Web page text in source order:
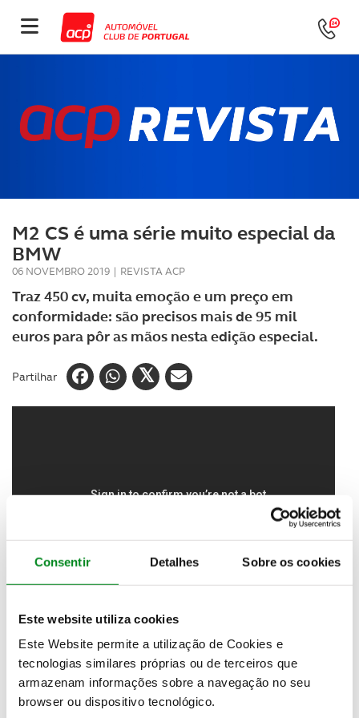
Consentir Detalhes Sobre os cookies
Este website utiliza cookies
Este Website permite a utilização de Cookies e
tecnologias similares próprias ou de terceiros que
armazenam informações sobre a navegação no seu
browser ou dispositivo tecnológico.
M2 CS é uma série muito especial da
BMW
06 NOVEMBRO 2019 | REVISTA ACP
Traz 450 cv, muita emoção e um preço em
conformidade: são precisos mais de 95 mil
euros para pôr as mãos nesta edição especial.
Partilhar
O novo BMW M2 CS está equipado com um bloco a
gasolina de 3,0 litros de 6 cilindros em linha biturbo
debitando 450 cvde potência (mais 40 cv do que o
M2 Competition), com um magnífico binário de 550
Nm. Precisa de 4 segundos dos 0 aos 100 km/h – e